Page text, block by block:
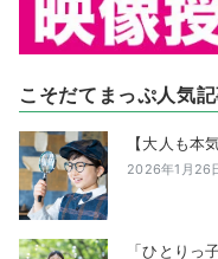
こそだてまっぷ人気
【大人も本
2026年1月26
「ひとりっ